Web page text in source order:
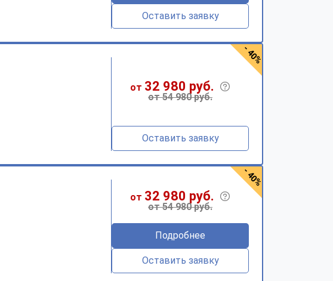
Оставить заявку
от 32 980 руб.
от 54 980 руб.
Оставить заявку
- 40%
от 32 980 руб.
от 54 980 руб.
Подробнее
Оставить заявку
- 40%